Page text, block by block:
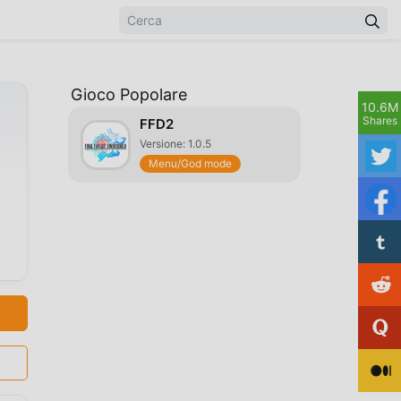
Gioco Popolare
FFD2
Versione: 1.0.5
Menu/God mode
10.6M
Shares